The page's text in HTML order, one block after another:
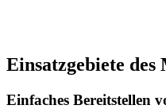
Einsatzgebiete des
Einfaches Bereitstellen